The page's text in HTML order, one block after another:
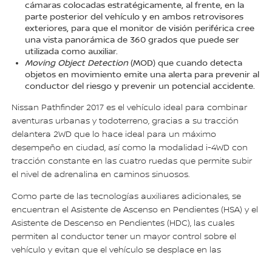
cámaras colocadas estratégicamente, al frente, en la
parte posterior del vehículo y en ambos retrovisores
exteriores, para que el monitor de visión periférica cree
una vista panorámica de 360 grados que puede ser
utilizada como auxiliar.
Moving Object Detection(MOD) que cuando detecta
objetos en movimiento emite una alerta para prevenir al
conductor del riesgo y prevenir un potencial accidente.
Nissan Pathfinder 2017 es el vehículo ideal para combinar
aventuras urbanas y todoterreno, gracias a su tracción
delantera 2WD que lo hace ideal para un máximo
desempeño en ciudad, así como la modalidad i-4WD con
tracción constante en las cuatro ruedas que permite subir
el nivel de adrenalina en caminos sinuosos.
Como parte de las tecnologías auxiliares adicionales, se
encuentran el Asistente de Ascenso en Pendientes (HSA) y el
Asistente de Descenso en Pendientes (HDC), las cuales
permiten al conductor tener un mayor control sobre el
vehículo y evitan que el vehículo se desplace en las